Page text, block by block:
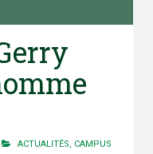
ACTUALITÉS CAMPUS